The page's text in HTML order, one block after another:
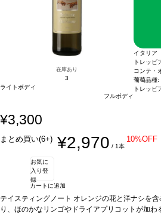
在庫あり
3
ライトボディ
フルボディ
イタリア
トレッビ
コンテ・
葡萄品種:
トレッビ
¥3,300
まとめ買い(6+) ¥2,970 / 1本
10%OFF
お気に
入り登
録
カートに追加
テイスティングノート オレンジの花と洋ナシを
り、ほのかなリンゴやドライアプリコットが加わ